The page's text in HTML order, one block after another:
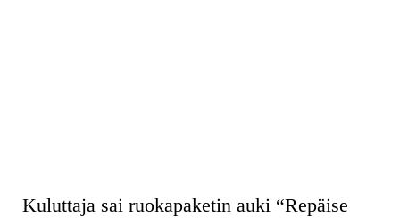
Kuluttaja sai ruokapaketin auki “Repäise